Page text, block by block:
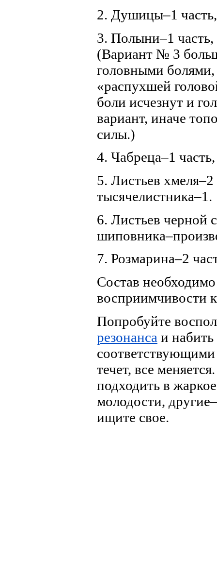
2. Душицы–1
3. Полыни–1 часть,
(Вариант № 3
головными
«распухшей
боли исчезнут и
вариант, иначе
силы.)
4. Чабреца–1
5. Листьев
тысячелистника–1.
6. Листьев черной
7. Розмарина–2
Состав
восприимчивости
Попробуйте
резонанса и
соответствующими
течет, все
подходить в
молодости,
ищите свое.